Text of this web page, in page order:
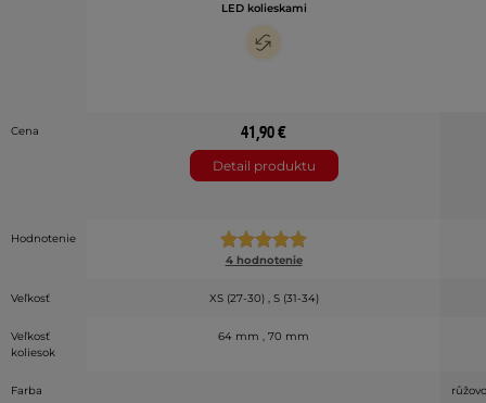
LED kolieskami
Cena 41,90 €
Detail produktu
Hodnotenie
4 hodnotenie
Veľkosť XS (27-30) , S (31-34)
Veľkosť
koliesok
64 mm , 70 mm
Farba